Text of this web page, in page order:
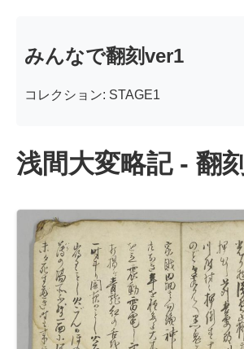
みんなで翻刻ver1
コレクション: STAGE1
浅間大変略記 - 翻刻